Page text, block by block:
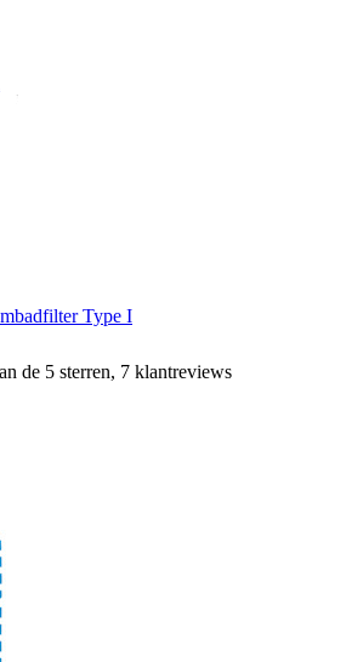
Type I
de 5 sterren, 7 klantreviews